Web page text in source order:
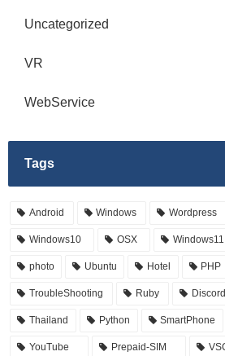
Uncategorized
VR
WebService
Tags
Android Windows Wordpress
Windows10 OSX Windows11
photo Ubuntu Hotel PHP
TroubleShooting Ruby Discord
Thailand Python SmartPhone
YouTube Prepaid-SIM